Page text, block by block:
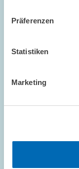
Präferenzen
Statistiken
Marketing
Bild
vergrößerter